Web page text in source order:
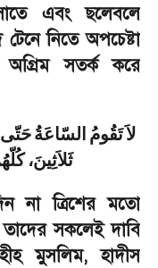
এবং ছলেবলে
নিতে অপচেষ্টা
অগ্রিম সতর্ক করে
لاَتَقُومُ السّاعَةُحَتّى
ثَلاَثِينَ،
না ত্রিশের মতো
সকলেই দাবি
মুসলিম,হাদীস